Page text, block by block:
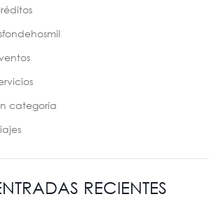
categoría
RECIENTES